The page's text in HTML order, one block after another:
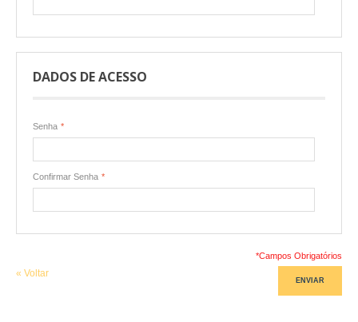
DADOS DE ACESSO
*
Senha
*
Confirmar Senha
*Campos Obrigatórios
« Voltar
ENVIAR